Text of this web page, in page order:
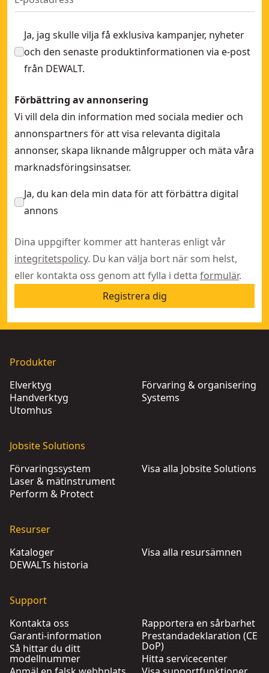
Ja, jag skulle vilja få exklusiva kampanjer, nyheter
och den senaste produktinformationen via e-post
från DEWALT.
Förbättring av annonsering
Vi vill dela din information med sociala medier och
annonspartners för att visa relevanta digitala
annonser, skapa liknande målgrupper och mäta våra
marknadsföringsinsatser.
Ja, du kan dela min data för att förbättra digital
annons
Dina uppgifter kommer att hanteras enligt vår
integritetspolicy. Du kan välja bort när som helst,
eller kontakta oss genom att fylla i detta formulär.
Registrera dig
Produkter
Elverktyg
Handverktyg
Utomhus
Förvaring & organisering
Systems
Jobsite Solutions
Förvaringssystem
Laser & mätinstrument
Perform & Protect
Visa alla Jobsite Solutions
Resurser
Kataloger
DEWALTs historia
Visa alla resursämnen
Support
Kontakta oss
Garanti-information
Så hittar du ditt
modellnummer
Rapportera en sårbarhet
Prestandadeklaration (CE
DoP)
Hitta servicecenter